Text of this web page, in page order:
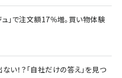
」で注文額17％増。買い物体験
い！？「自社だけの答え」を見つ